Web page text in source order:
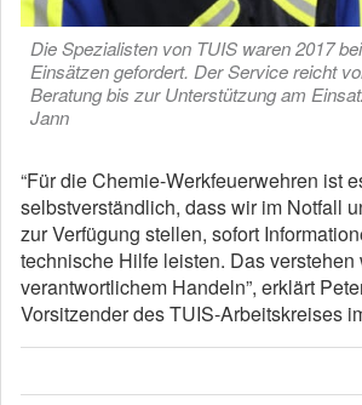
Die Spezialisten von TUIS waren 2017
Einsätzen gefordert. Der Service reicht
Beratung bis zur Unterstützung am
Jann
“Für die Chemie-Werkfeuerwehren ist
selbstverständlich, dass wir im Notfall
zur Verfügung stellen, sofort
technische Hilfe leisten. Das verstehen
verantwortlichem Handeln”, erklärt
Vorsitzender des TUIS-Arbeitskreises